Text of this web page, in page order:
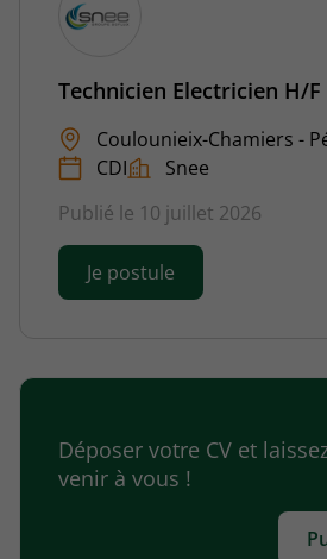
Technicien Electricien H/F
Coulounieix-Chamiers -
CDI
Snee
Publié le 10 juillet 2026
Je postule
Déposer votre CV et
venir à vous !